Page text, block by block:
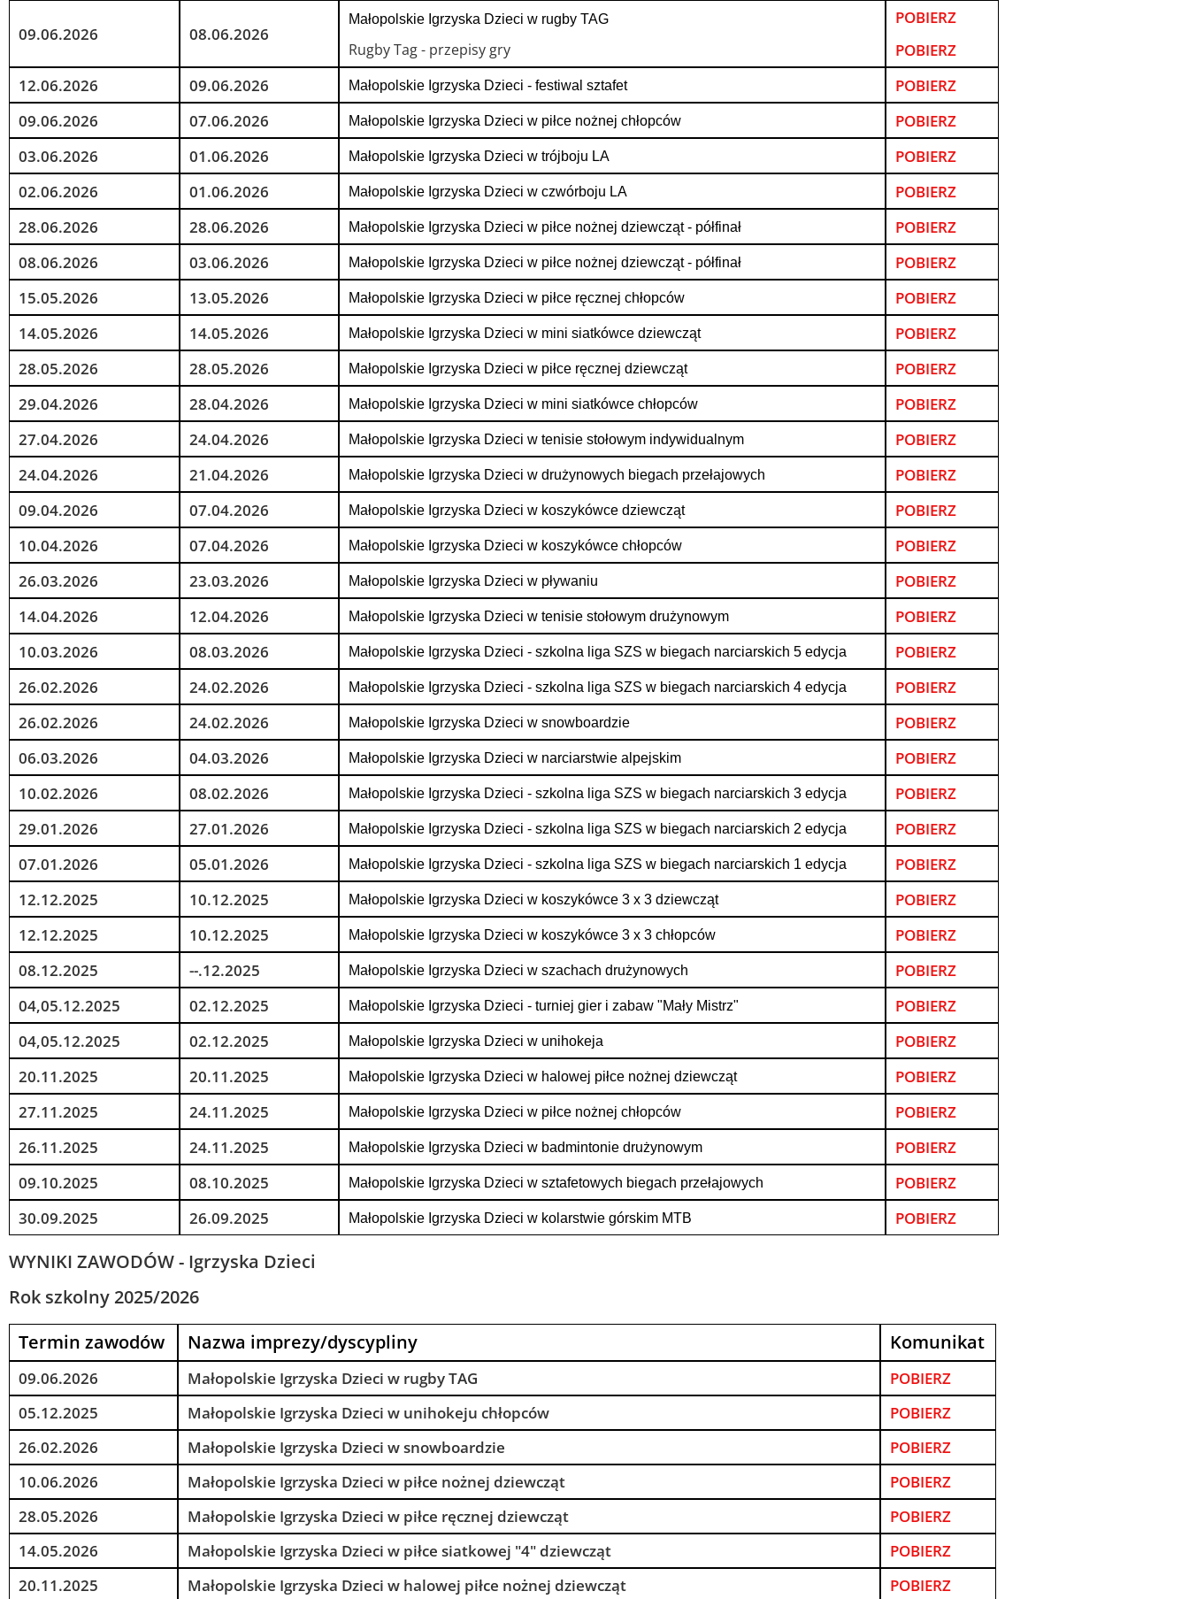
09.06.2026 08.06.2026
Małopolskie Igrzyska Dzieci w rugby TAG
Rugby Tag - przepisy gry
POBIERZ
POBIERZ
12.06.2026
09.06.2026 Małopolskie Igrzyska Dzieci - festiwal sztafet
POBIERZ
09.06.2026
07.06.2026 Małopolskie Igrzyska Dzieci w piłce nożnej chłopców
POBIERZ
03.06.2026
01.06.2026 Małopolskie Igrzyska Dzieci w trójboju LA
POBIERZ
02.06.2026
01.06.2026 Małopolskie Igrzyska Dzieci w czwórboju LA
POBIERZ
28.06.2026
28.06.2026 Małopolskie Igrzyska Dzieci w piłce nożnej dziewcząt - półfinał
POBIERZ
08.06.2026
03.06.2026 Małopolskie Igrzyska Dzieci w piłce nożnej dziewcząt - półfinał
POBIERZ
15.05.2026
13.05.2026 Małopolskie Igrzyska Dzieci w piłce ręcznej chłopców
POBIERZ
14.05.2026
14.05.2026 Małopolskie Igrzyska Dzieci w mini siatkówce dziewcząt
POBIERZ
28.05.2026
28.05.2026 Małopolskie Igrzyska Dzieci w piłce ręcznej dziewcząt
POBIERZ
29.04.2026
28.04.2026 Małopolskie Igrzyska Dzieci w mini siatkówce chłopców
POBIERZ
27.04.2026
24.04.2026 Małopolskie Igrzyska Dzieci w tenisie stołowym indywidualnym
POBIERZ
24.04.2026
21.04.2026 Małopolskie Igrzyska Dzieci w drużynowych biegach przełajowych
POBIERZ
09.04.2026
07.04.2026 Małopolskie Igrzyska Dzieci w koszykówce dziewcząt
POBIERZ
10.04.2026
07.04.2026 Małopolskie Igrzyska Dzieci w koszykówce chłopców
POBIERZ
26.03.2026
23.03.2026 Małopolskie Igrzyska Dzieci w pływaniu
POBIERZ
14.04.2026
12.04.2026 Małopolskie Igrzyska Dzieci w tenisie stołowym drużynowym
POBIERZ
10.03.2026
08.03.2026 Małopolskie Igrzyska Dzieci - szkolna liga SZS w biegach narciarskich 5 edycja
POBIERZ
26.02.2026
24.02.2026 Małopolskie Igrzyska Dzieci - szkolna liga SZS w biegach narciarskich 4 edycja
POBIERZ
26.02.2026
24.02.2026 Małopolskie Igrzyska Dzieci w snowboardzie
POBIERZ
06.03.2026
04.03.2026 Małopolskie Igrzyska Dzieci w narciarstwie alpejskim
POBIERZ
10.02.2026
08.02.2026 Małopolskie Igrzyska Dzieci - szkolna liga SZS w biegach narciarskich 3 edycja
POBIERZ
29.01.2026
27.01.2026 Małopolskie Igrzyska Dzieci - szkolna liga SZS w biegach narciarskich 2 edycja
POBIERZ
07.01.2026
05.01.2026 Małopolskie Igrzyska Dzieci - szkolna liga SZS w biegach narciarskich 1 edycja
POBIERZ
12.12.2025
10.12.2025 Małopolskie Igrzyska Dzieci w koszykówce 3 x 3 dziewcząt
POBIERZ
12.12.2025
10.12.2025 Małopolskie Igrzyska Dzieci w koszykówce 3 x 3 chłopców
POBIERZ
08.12.2025
--.12.2025 Małopolskie Igrzyska Dzieci w szachach drużynowych
POBIERZ
04,05.12.2025
02.12.2025 Małopolskie Igrzyska Dzieci - turniej gier i zabaw "Mały Mistrz"
POBIERZ
04,05.12.2025
02.12.2025 Małopolskie Igrzyska Dzieci w unihokeja
POBIERZ
20.11.2025
20.11.2025 Małopolskie Igrzyska Dzieci w halowej piłce nożnej dziewcząt
POBIERZ
27.11.2025
24.11.2025 Małopolskie Igrzyska Dzieci w piłce nożnej chłopców
POBIERZ
26.11.2025
24.11.2025 Małopolskie Igrzyska Dzieci w badmintonie drużynowym
POBIERZ
09.10.2025
08.10.2025 Małopolskie Igrzyska Dzieci w sztafetowych biegach przełajowych
POBIERZ
30.09.2025
26.09.2025 Małopolskie Igrzyska Dzieci w kolarstwie górskim MTB POBIERZ
WYNIKI ZAWODÓW - Igrzyska Dzieci
Rok szkolny 2025/2026
Termin zawodów
Nazwa imprezy/dyscypliny Komunikat
09.06.2026 Małopolskie Igrzyska Dzieci w rugby TAG
POBIERZ
05.12.2025
Małopolskie Igrzyska Dzieci w unihokeju chłopców
POBIERZ
26.02.2026
Małopolskie Igrzyska Dzieci w snowboardzie
POBIERZ
10.06.2026
Małopolskie Igrzyska Dzieci w piłce nożnej dziewcząt
POBIERZ
28.05.2026
Małopolskie Igrzyska Dzieci w piłce ręcznej dziewcząt
POBIERZ
14.05.2026
Małopolskie Igrzyska Dzieci w piłce siatkowej "4" dziewcząt
POBIERZ
20.11.2025
Małopolskie Igrzyska Dzieci w halowej piłce nożnej dziewcząt
POBIERZ